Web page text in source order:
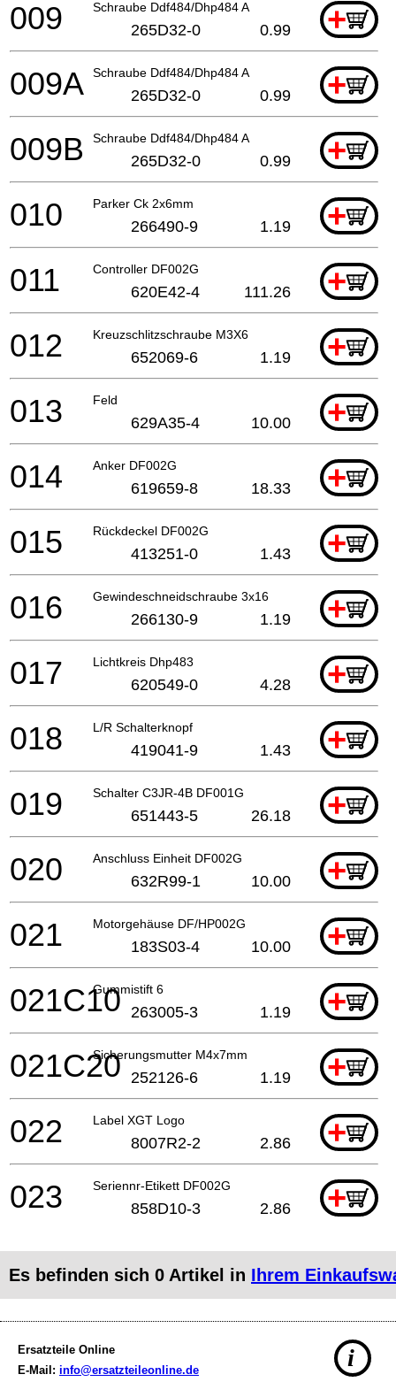
Schraube Ddf484/Dhp484 A +
009 265D32-0 0.99
Schraube Ddf484/Dhp484 A +
009A 265D32-0 0.99
Schraube Ddf484/Dhp484 A +
009B 265D32-0 0.99
Parker Ck 2x6mm +
010 266490-9 1.19
Controller DF002G +
011 620E42-4 111.26
Kreuzschlitzschraube M3X6 +
012 652069-6 1.19
Feld +
013 629A35-4 10.00
Anker DF002G +
014 619659-8 18.33
Rückdeckel DF002G +
015 413251-0 1.43
Gewindeschneidschraube 3x16 +
016 266130-9 1.19
Lichtkreis Dhp483 +
017 620549-0 4.28
L/R Schalterknopf +
018 419041-9 1.43
Schalter C3JR-4B DF001G +
019 651443-5 26.18
Anschluss Einheit DF002G +
020 632R99-1 10.00
Motorgehäuse DF/HP002G +
021 183S03-4 10.00
Gummistift 6 +
021C10 263005-3 1.19
Sicherungsmutter M4x7mm +
021C20 252126-6 1.19
Label XGT Logo +
022 8007R2-2 2.86
Seriennr-Etikett DF002G +
023 858D10-3 2.86
Es befinden sich 0 Artikel in Ihrem
Ersatzteile Online
E-Mail: info@ersatzteileonline.de i